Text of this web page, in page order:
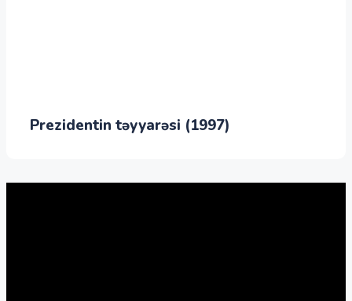
Prezidentin təyyarəsi (1997)